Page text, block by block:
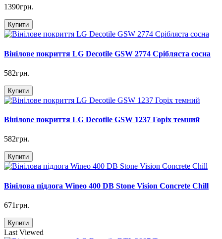
1390грн.
Купити
Вінілове покриття LG Decotile GSW 2774 Срібляста сосна
582грн.
Купити
Вінілове покриття LG Decotile GSW 1237 Горіх темний
582грн.
Купити
Вінілова підлога Wineo 400 DB Stone Vision Concrete Chill
671грн.
Купити
Last Viewed